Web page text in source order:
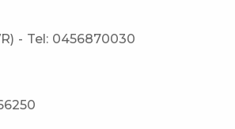
- Tel: 0456870030